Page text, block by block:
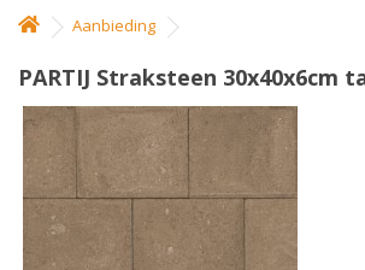
Aanbieding
PARTIJ Straksteen 30x40x6cm